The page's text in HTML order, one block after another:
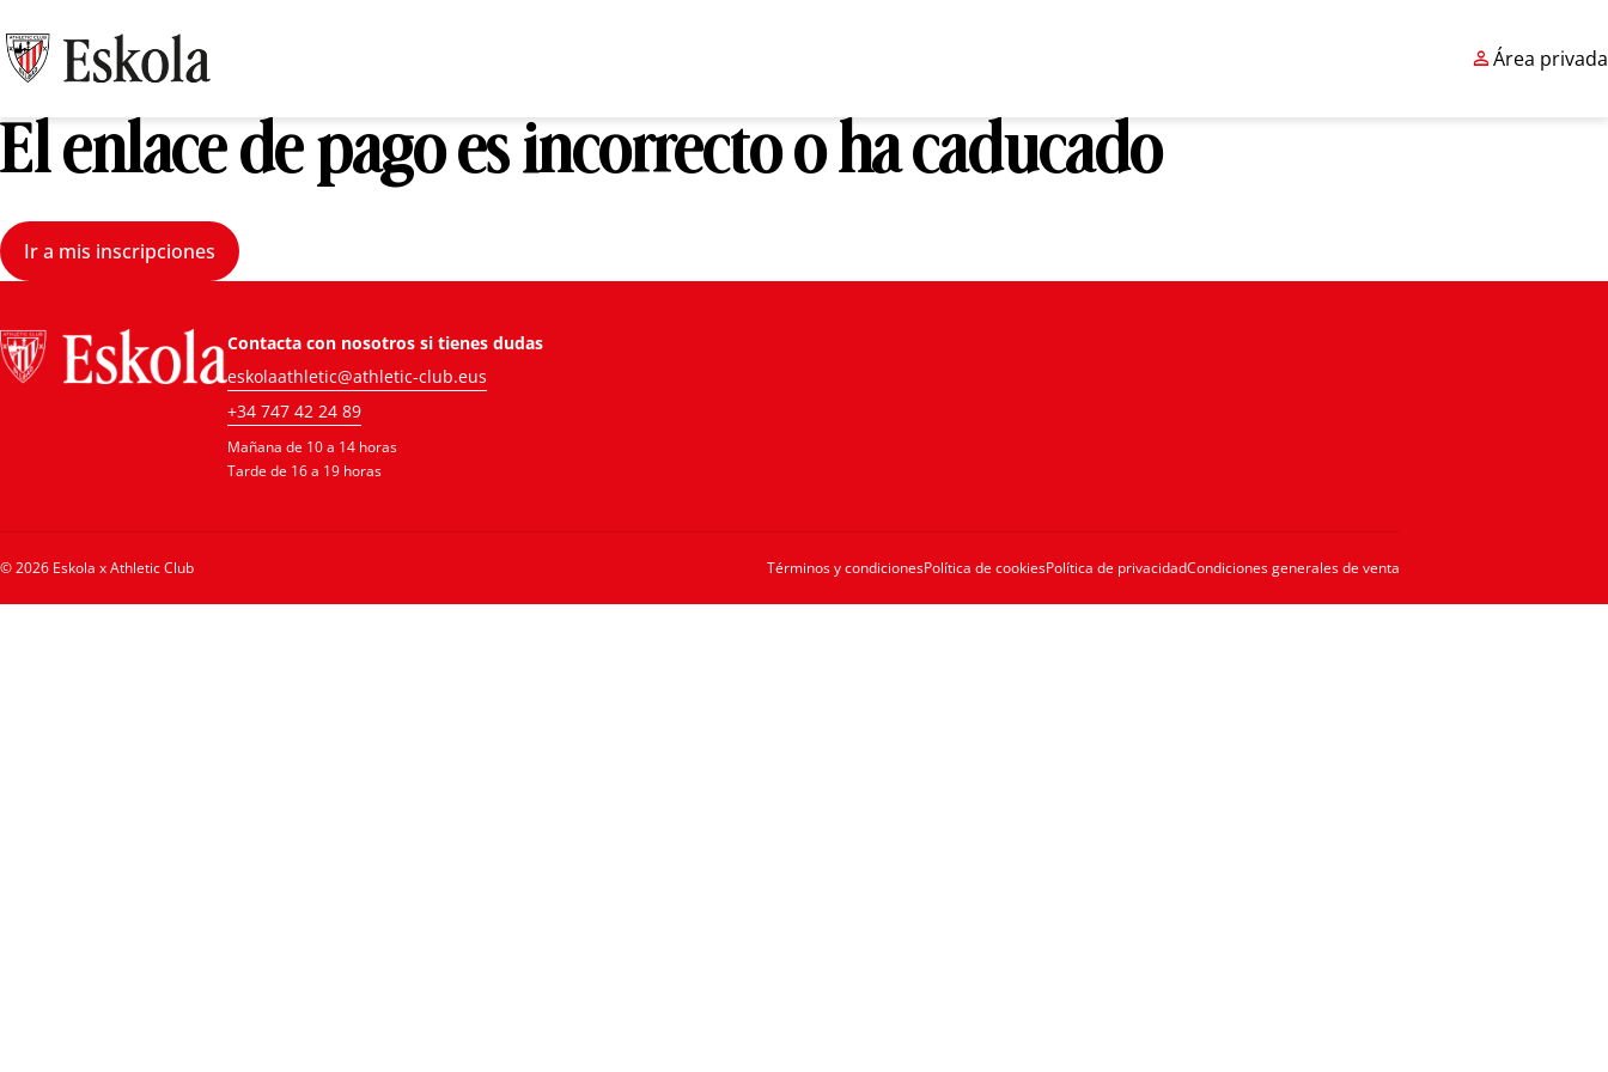
Área privada
El enlace de pago es incorrecto o ha caducado
Ir a mis inscripciones
Contacta con nosotros si tienes dudas
eskolaathletic@athletic-club.eus
+34 747 42 24 89
Mañana de 10 a 14 horas
Tarde de 16 a 19 horas
© 2026 Eskola x Athletic Club Términos y condicionesPolítica de cookiesPolítica de privacidadCondiciones generales de venta